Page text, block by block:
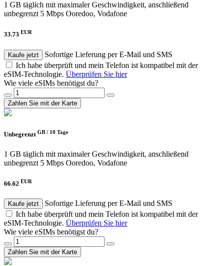
1 GB täglich mit maximaler Geschwindigkeit, anschließend
unbegrenzt 5 Mbps Ooredoo, Vodafone
33.73 EUR
Kaufe jetzt
Sofortige Lieferung per E-Mail und SMS
Ich habe überprüft und mein Telefon ist kompatibel mit der
eSIM-Technologie. Überprüfen Sie hier
Wie viele eSIMs benötigst du?
Zahlen Sie mit der Karte
UnbegrenztGB / 10 Tage
1 GB täglich mit maximaler Geschwindigkeit, anschließend
unbegrenzt 5 Mbps Ooredoo, Vodafone
66.62 EUR
Kaufe jetzt
Sofortige Lieferung per E-Mail und SMS
Ich habe überprüft und mein Telefon ist kompatibel mit der
eSIM-Technologie. Überprüfen Sie hier
Wie viele eSIMs benötigst du?
Zahlen Sie mit der Karte